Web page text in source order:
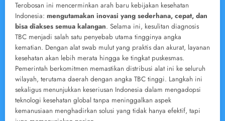
Terobosan ini mencerminkan arah baru kebijakan kesehatan
Indonesia: mengutamakan inovasi yang sederhana, cepat, dan
bisa diakses semua kalangan. Selama ini, kesulitan diagnosis
TBC menjadi salah satu penyebab utama tingginya angka
kematian. Dengan alat swab mulut yang praktis dan akurat, layanan
kesehatan akan lebih merata hingga ke tingkat puskesmas.
Pemerintah berkomitmen memastikan distribusi alat ini ke seluruh
wilayah, terutama daerah dengan angka TBC tinggi. Langkah ini
sekaligus menunjukkan keseriusan Indonesia dalam mengadopsi
teknologi kesehatan global tanpa meninggalkan aspek
kemanusiaan menghadirkan solusi yang tidak hanya efektif, tapi